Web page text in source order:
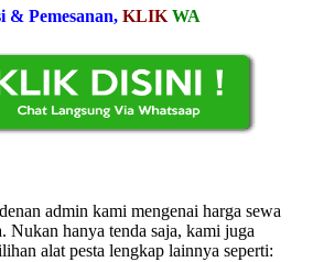
& Pemesanan, KLIK WA
admin kami mengenai harga sewa
Nukan hanya tenda saja, kami juga
alat pesta lengkap lainnya seperti: